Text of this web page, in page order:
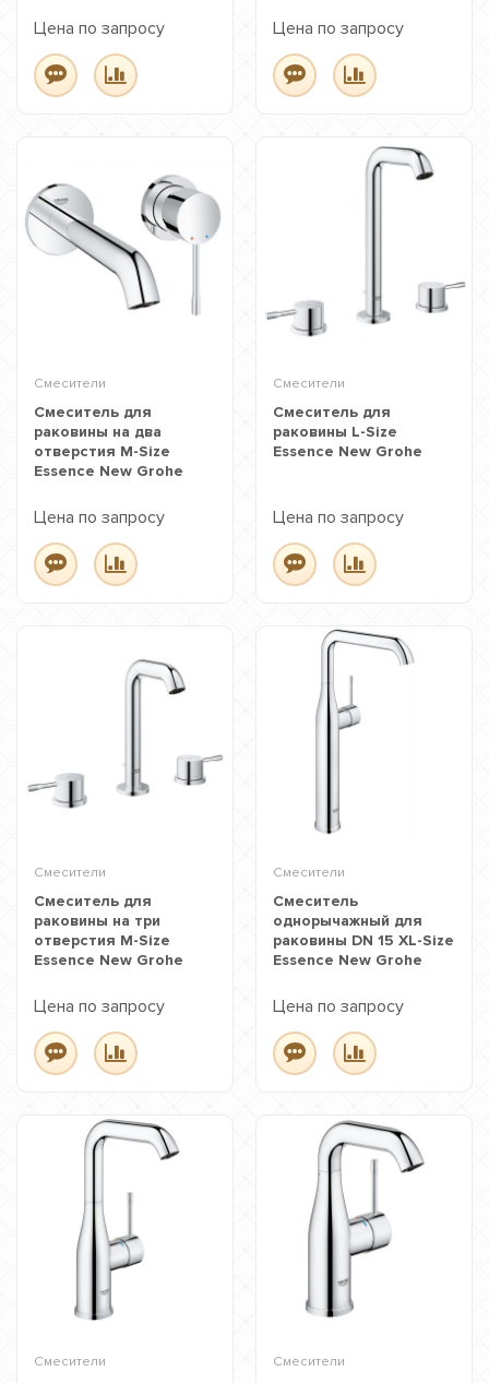
Цена по запросу Цена по запросу
Смесители
Смеситель для
раковины на два
отверстия M-Size
Essence New Grohe
Цена по запросу
Смесители
Смеситель для
раковины L-Size
Essence New Grohe
Цена по запросу
Смесители
Смеситель для
раковины на три
отверстия M-Size
Essence New Grohe
Цена по запросу
Смесители
Смеситель
однорычажный для
раковины DN 15 XL-Size
Essence New Grohe
Цена по запросу
Смесители Смесители